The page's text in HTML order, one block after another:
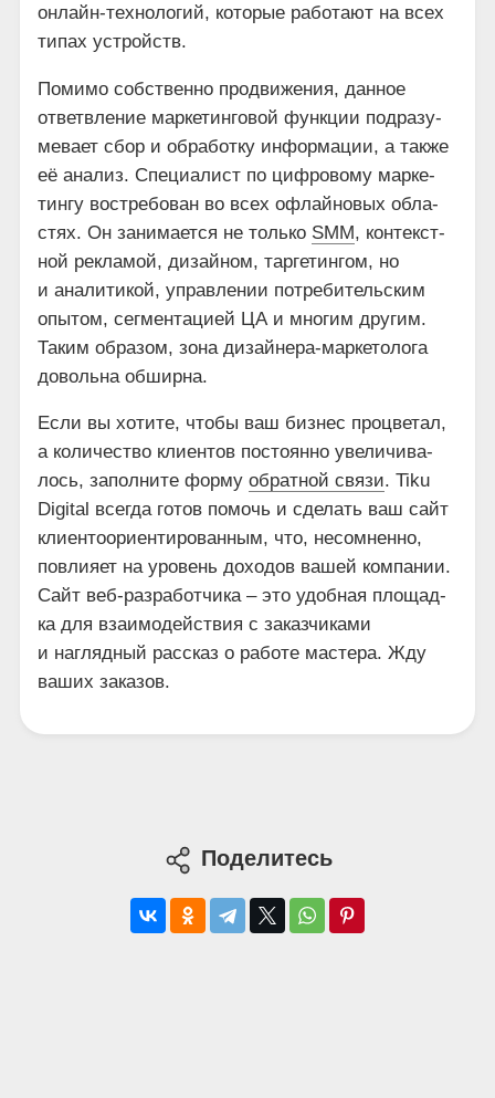
онлайн-тех­но­ло­гий, кото­рые рабо­та­ют на всех
типах устройств.
Поми­мо соб­ствен­но про­дви­же­ния, дан­ное
ответв­ле­ние мар­ке­тин­го­вой функ­ции под­ра­зу­
ме­ва­ет сбор и обра­бот­ку инфор­ма­ции, а так­же
её ана­лиз. Спе­ци­а­лист по циф­ро­во­му мар­ке­
тин­гу вос­тре­бо­ван во всех офлай­но­вых обла­
стях. Он зани­ма­ет­ся не толь­ко SMM, кон­текст­
ной рекла­мой, дизай­ном, тар­ге­тин­гом, но
и ана­ли­ти­кой, управ­ле­нии потре­би­тель­ским
опы­том, сег­мен­та­ци­ей ЦА и мно­гим дру­гим.
Таким обра­зом, зона дизай­не­ра-мар­ке­то­ло­га
доволь­на обширна.
Если вы хоти­те, что­бы ваш биз­нес про­цве­тал,
а коли­че­ство кли­ен­тов посто­ян­но уве­ли­чи­ва­
лось, запол­ни­те фор­муобрат­ной свя­зи. Tiku
Digital все­гда готов помочь и сде­лать ваш сайт
кли­ен­то­ори­ен­ти­ро­ван­ным, что, несо­мнен­но,
повли­я­ет на уро­вень дохо­дов вашей ком­па­нии.
Сайт веб-раз­ра­бот­чи­ка – это удоб­ная пло­щад­
ка для вза­и­мо­дей­ствия с заказ­чи­ка­ми
и нагляд­ный рас­сказ о рабо­те масте­ра. Жду
ваших заказов.
Поделитесь